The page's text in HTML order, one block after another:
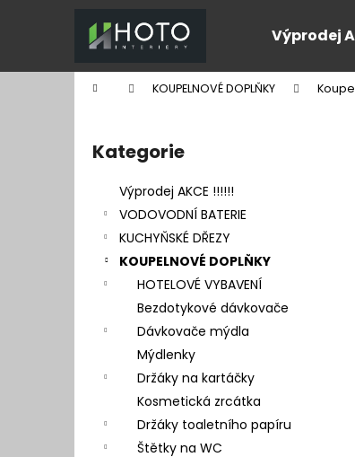
Výprodej
Domů KOUPELNOVÉ DOPLŇKY
Přeskočit
kategorie
Kategorie
Výprodej AKCE !!!!!!
VODOVODNÍ BATERIE
KUCHYŇSKÉ DŘEZY
KOUPELNOVÉ DOPLŇKY
HOTELOVÉ VYBAVENÍ
Bezdotykové dávkovače
Dávkovače mýdla
Mýdlenky
Držáky na kartáčky
Kosmetická zrcátka
Držáky toaletního papíru
Štětky na WC
í
Zpět
do
Zpět
do